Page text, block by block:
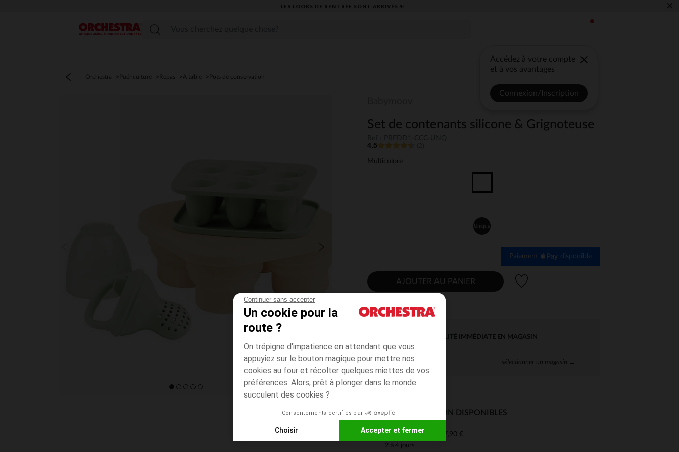
Continuer sans accepter
Un cookie pour la
route ?
On trépigne d'impatience en attendant que vous
appuyiez sur le bouton magique pour mettre nos
cookies au four et récolter quelques miettes de vos
préférences. Alors, prêt à plonger dans le monde
succulent des cookies ?
Consentements certifiés par
Choisir Accepter et fermer
Plateforme de Gestion du Consentement : Personnalisez vos Options
LES LOOKS DE RENTRÉE SONT ARRIVÉS ✨ ×
Menu
Accédez à votre compte
et à vos avantages
Connexion/Inscription
Orchestra Puériculture Repas A table Pots de conservation
Set de contenants silicone & Grignoteuse
4.5
Multicolore
Unique
Paiement disponible
AJOUTER AU PANIER
DISPONIBILITÉ IMMÉDIATE EN MAGASIN
sélectionner un magasin →
MODES DE LIVRAISON DISPONIBLES
Mon domicile 7,90 €
2 à 4 jours